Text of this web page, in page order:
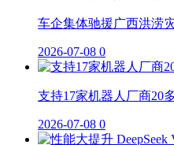
车企集体驰援广西洪涝
2026-07-08 0
支持17家机器人厂商20
2026-07-08 0